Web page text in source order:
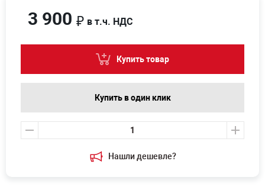
Нашли дешевле?
3 900 ₽ в т.ч. НДС
Купить товар
Купить в один клик